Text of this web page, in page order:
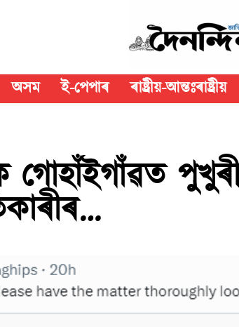
অসম ই-পেপাৰ ৰাষ্ট্ৰীয়-আন্তঃৰাষ্ট্ৰীয়